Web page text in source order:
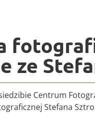
ze
Centrum
Stefana